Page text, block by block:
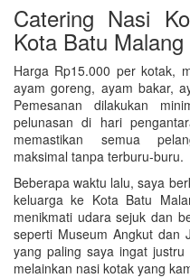
Catering Nasi
Kota Batu Malang
Harga Rp15.000 per kotak,
ayam goreng, ayam bakar,
Pemesanan dilakukan
pelunasan di hari
memastikan semua
maksimal tanpa terburu-buru.
Beberapa waktu lalu, saya
keluarga ke Kota Batu
menikmati udara sejuk dan
seperti Museum Angkut dan
yang paling saya ingat
melainkan nasi kotak yang